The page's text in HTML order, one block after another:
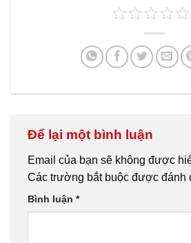
Để lại một bình luận
Email của bạn sẽ không được
Các trường bắt buộc được đánh
Bình luận *